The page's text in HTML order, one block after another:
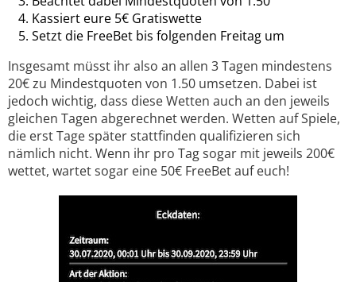
Kassiert eure 5€ Gratiswette
Setzt die FreeBet bis folgenden Freitag um
Insgesamt müsst ihr also an allen 3 Tagen mindestens
20€ zu Mindestquoten von 1.50 umsetzen. Dabei ist
jedoch wichtig, dass diese Wetten auch an den jeweils
gleichen Tagen abgerechnet werden. Wetten auf Spiele,
die erst Tage später stattfinden qualifizieren sich
nämlich nicht. Wenn ihr pro Tag sogar mit jeweils 200€
wettet, wartet sogar eine 50€ FreeBet auf euch!